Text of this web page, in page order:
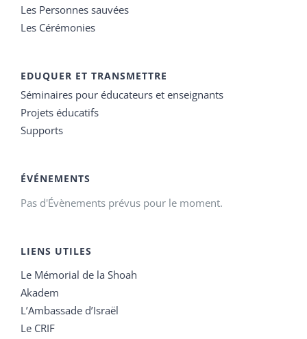
Les Personnes sauvées
Les Cérémonies
EDUQUER ET TRANSMETTRE
Séminaires pour éducateurs et enseignants
Projets éducatifs
Supports
ÉVÉNEMENTS
Pas d'Évènements prévus pour le moment.
LIENS UTILES
Le Mémorial de la Shoah
Akadem
L’Ambassade d’Israël
Le CRIF